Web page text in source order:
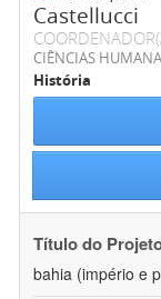
Castellucci
CIÊNCIAS
História
Título do
bahia (império e